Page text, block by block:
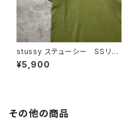
stussy ステューシー SSリン
ク ワンポイント ロゴプリン
ト カーキグリーン Tシャツ
¥5,900
その他の商品